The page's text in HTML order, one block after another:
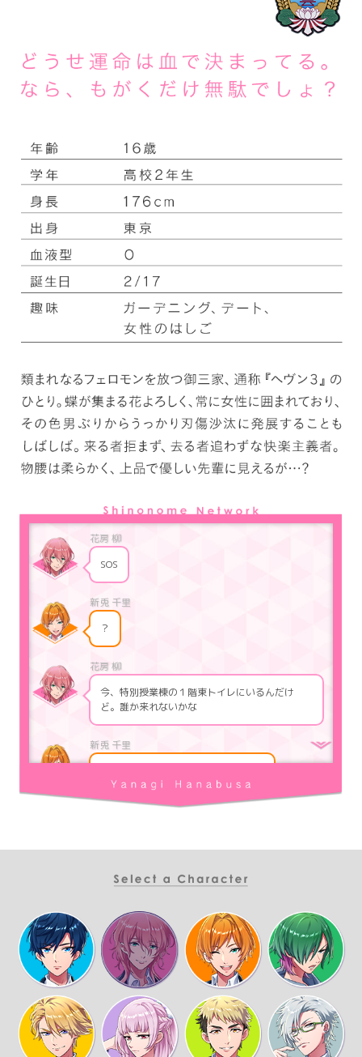
SOS
？
今、特別授業棟の１階東トイレにいるんだけ
ど。誰か来れないかな
たスイーティとドアの開け閉めをしているんだ
ハ！？
また刃傷沙汰ですか！？